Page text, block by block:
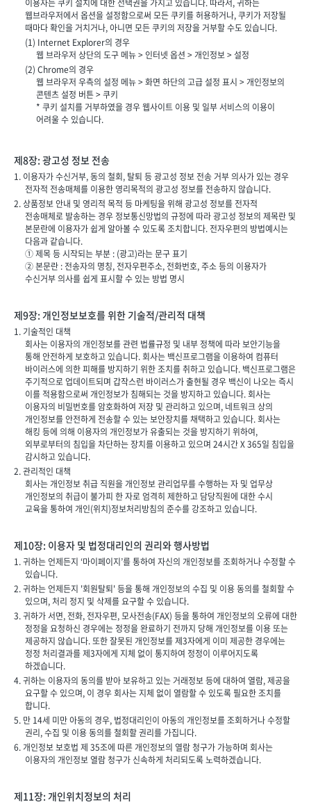
이용자는 쿠키 설치에 대한 선택권을 가지고 있습니다. 따라서, 귀하는
웹브라우저에서 옵션을 설정함으로써 모든 쿠키를 허용하거나, 쿠키가 저장될
때마다 확인을 거치거나, 아니면 모든 쿠키의 저장을 거부할 수도 있습니다.
(1) Internet Explorer의 경우
웹 브라우저 상단의 도구 메뉴 > 인터넷 옵션 > 개인정보 > 설정
(2) Chrome의 경우
웹 브라우저 우측의 설정 메뉴 > 화면 하단의 고급 설정 표시 > 개인정보의
콘텐츠 설정 버튼 > 쿠키
* 쿠키 설치를 거부하였을 경우 웹사이트 이용 및 일부 서비스의 이용이
어려울 수 있습니다.
제8장: 광고성 정보 전송
1. 이용자가 수신거부, 동의 철회, 탈퇴 등 광고성 정보 전송 거부 의사가 있는 경우
전자적 전송매체를 이용한 영리목적의 광고성 정보를 전송하지 않습니다.
2. 상품정보 안내 및 영리적 목적 등 마케팅을 위해 광고성 정보를 전자적
전송매체로 발송하는 경우 정보통신망법의 규정에 따라 광고성 정보의 제목란 및
본문란에 이용자가 쉽게 알아볼 수 있도록 조치합니다. 전자우편의 방법예시는
다음과 같습니다.
① 제목 등 시작되는 부분 : (광고)라는 문구 표기
② 본문란 : 전송자의 명칭, 전자우편주소, 전화번호, 주소 등의 이용자가
수신거부 의사를 쉽게 표시할 수 있는 방법 명시
제9장: 개인정보보호를 위한 기술적/관리적 대책
1. 기술적인 대책
회사는 이용자의 개인정보를 관련 법률규정 및 내부 정책에 따라 보안기능을
통해 안전하게 보호하고 있습니다. 회사는 백신프로그램을 이용하여 컴퓨터
바이러스에 의한 피해를 방지하기 위한 조치를 취하고 있습니다. 백신프로그램은
주기적으로 업데이트되며 갑작스런 바이러스가 출현될 경우 백신이 나오는 즉시
이를 적용함으로써 개인정보가 침해되는 것을 방지하고 있습니다. 회사는
이용자의 비밀번호를 암호화하여 저장 및 관리하고 있으며, 네트워크 상의
개인정보를 안전하게 전송할 수 있는 보안장치를 채택하고 있습니다. 회사는
해킹 등에 의해 이용자의 개인정보가 유출되는 것을 방지하기 위하여,
외부로부터의 침입을 차단하는 장치를 이용하고 있으며 24시간 X 365일 침입을
감시하고 있습니다.
2. 관리적인 대책
회사는 개인정보 취급 직원을 개인정보 관리업무를 수행하는 자 및 업무상
개인정보의 취급이 불가피 한 자로 엄격히 제한하고 담당직원에 대한 수시
교육을 통하여 개인(위치)정보처리방침의 준수를 강조하고 있습니다.
제10장: 이용자 및 법정대리인의 권리와 행사방법
1. 귀하는 언제든지 ‘마이페이지’를 통하여 자신의 개인정보를 조회하거나 수정할 수
있습니다.
2. 귀하는 언제든지 '회원탈퇴' 등을 통해 개인정보의 수집 및 이용 동의를 철회할 수
있으며, 처리 정지 및 삭제를 요구할 수 있습니다.
3. 귀하가 서면, 전화, 전자우편, 모사전송(FAX) 등을 통하여 개인정보의 오류에 대한
정정을 요청하신 경우에는 정정을 완료하기 전까지 당해 개인정보를 이용 또는
제공하지 않습니다. 또한 잘못된 개인정보를 제3자에게 이미 제공한 경우에는
정정 처리결과를 제3자에게 지체 없이 통지하여 정정이 이루어지도록
하겠습니다.
4. 귀하는 이용자의 동의를 받아 보유하고 있는 거래정보 등에 대하여 열람, 제공을
요구할 수 있으며, 이 경우 회사는 지체 없이 열람할 수 있도록 필요한 조치를
합니다.
5. 만 14세 미만 아동의 경우, 법정대리인이 아동의 개인정보를 조회하거나 수정할
권리, 수집 및 이용 동의를 철회할 권리를 가집니다.
6. 개인정보 보호법 제 35조에 따른 개인정보의 열람 청구가 가능하며 회사는
이용자의 개인정보 열람 청구가 신속하게 처리되도록 노력하겠습니다.
제11장: 개인위치정보의 처리